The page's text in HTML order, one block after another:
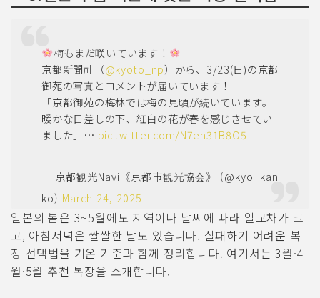
梅もまだ咲いています！
京都新聞社（@kyoto_np）から、3/23(日)の京都
御苑の写真とコメントが届いています！
「京都御苑の梅林では梅の見頃が続いています。
暖かな日差しの下、紅白の花が春を感じさせてい
ました」… pic.twitter.com/N7eh31B8O5
— 京都観光Navi《京都市観光協会》 (@kyo_kan
ko) March 24, 2025
일본의 봄은 3~5월에도 지역이나 날씨에 따라 일교차가 크
고, 아침저녁은 쌀쌀한 날도 있습니다. 실패하기 어려운 복
장 선택법을 기온 기준과 함께 정리합니다. 여기서는 3월·4
월·5월 추천 복장을 소개합니다.